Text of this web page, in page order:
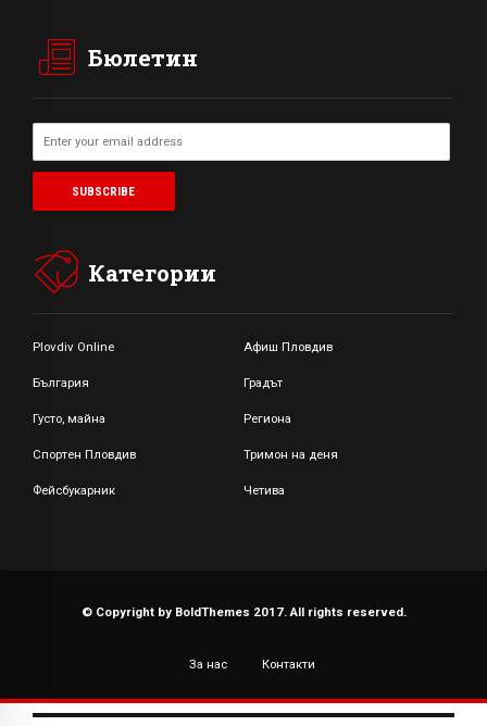
Бюлетин
Категории
Plovdiv Online Афиш Пловдив
България Градът
Густо, майна Региона
Спортен Пловдив Тримон на деня
Фейсбукарник Четива
© Copyright by BoldThemes 2017. All rights reserved.
За нас Контакти